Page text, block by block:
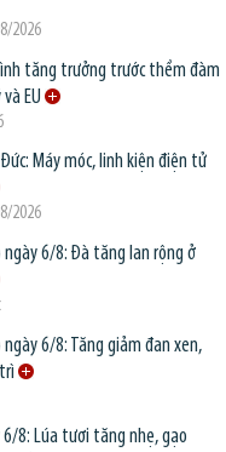
2026
tăng trưởng trước thềm đàm
EU
Máy móc, linh kiện điện tử
2026
ngày 6/8: Đà tăng lan rộng ở
6/8: Tăng giảm đan xen,
8: Lúa tươi tăng nhẹ, gạo